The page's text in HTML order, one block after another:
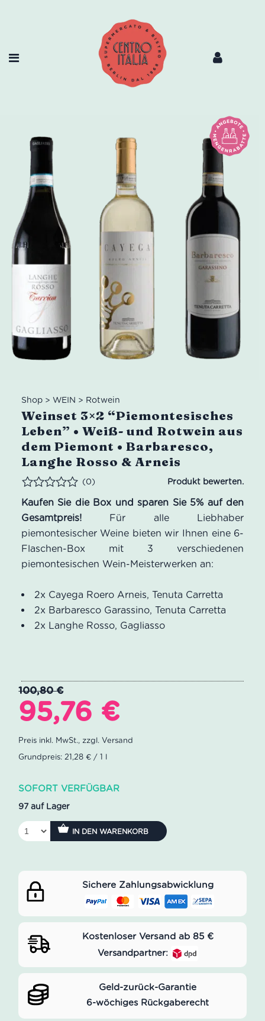
Shop> WEIN > Rotwein
Weinset 3×2 “Piemontesisches
Leben” • Weiß- und Rotwein aus
dem Piemont • Barbaresco,
Langhe Rosso & Arneis
Bewertet
(0)
Kaufen Sie die Box und sparen Sie 5% auf den
Gesamtpreis!Für alle Liebhaber
piemontesischer Weine bieten wir Ihnen eine 6-
Flaschen-Box mit 3 verschiedenen
piemontesischen Wein-Meisterwerken an:
2x Cayega Roero Arneis, Tenuta Carretta
2x Barbaresco Garassino, Tenuta Carretta
2x Langhe Rosso, Gagliasso
100,80€
Ursprünglicher
Preis
war:
100,80 €
95,76 €Aktueller
Preis
95,76 €.
Grundpreis: 21,28 € / 1 l
SOFORT VERFÜGBAR
97 auf Lager
IN DEN WARENKORB
Sichere Zahlungsabwicklung
Kostenloser Versand ab 85 €
Versandpartner:
Geld-zurück-Garantie
6-wöchiges Rückgaberecht